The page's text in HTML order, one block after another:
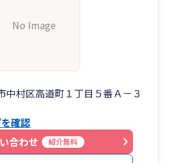
No Image
中村区高道町１丁目５番Ａ－３
確認
合わせ
紹介無料